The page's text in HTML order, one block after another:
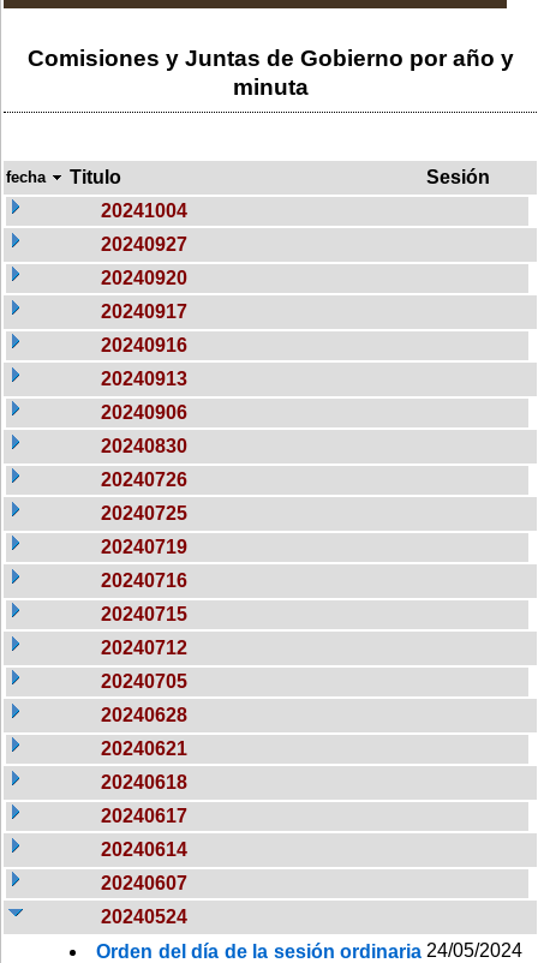
Comisiones y Juntas de Gobierno por año y
minuta
fecha Titulo
Sesión
20241004
20240927
20240920
20240917
20240916
20240913
20240906
20240830
20240726
20240725
20240719
20240716
20240715
20240712
20240705
20240628
20240621
20240618
20240617
20240614
20240607
20240524
Orden del día de la sesión ordinaria 24/05/2024